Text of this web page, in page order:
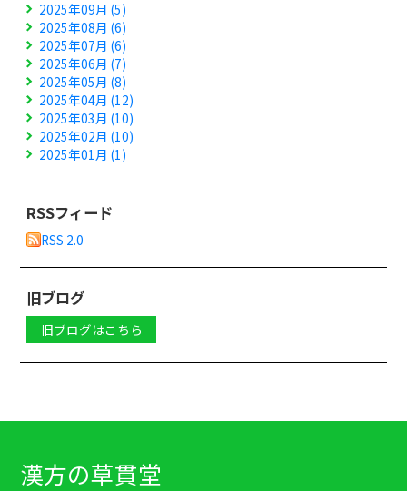
2025年09月 (5)
2025年08月 (6)
2025年07月 (6)
2025年06月 (7)
2025年05月 (8)
2025年04月 (12)
2025年03月 (10)
2025年02月 (10)
2025年01月 (1)
RSSフィード
RSS 2.0
旧ブログ
旧ブログはこちら
漢方の草貫堂